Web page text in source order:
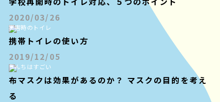
2020/03/26
災害時のトイレ
携帯トイレの使い方
2019/12/05
うんちはすごい
布マスクは効果があるのか？ マスクの目的を考え
る